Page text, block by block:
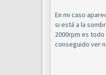
En mi caso
si está a la
2000rpm es
conseguido ver